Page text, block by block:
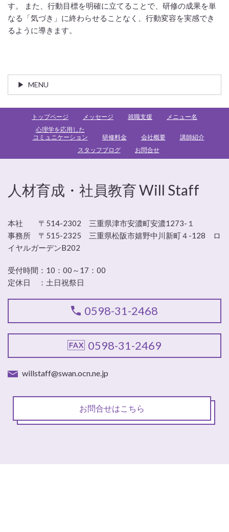
す。
また、行動目標を明確に立てることで、研修の成果を単
なる「気づき」に終わらせることなく、行動変容を実感でき
るように導きます。
MENU
トップページ メッセージ 就職支援
メニュー名
心理学を応用した
コミュニケーション
研修料金 会社概要
講師紹介
スタッフブログ
お問合せ
人材育成・社員教育 Will Staff
本社 〒514-2302 三重県津市安濃町安濃1273-１
事務所 〒515-2325 三重県松阪市嬉野中川新町４-128 ロ
イヤルガーデンB202
受付時間： 10：00～17：00
定休日 ： 土日祝祭日
0598-31-2468
0598-31-2469
willstaff@swan.ocn.ne.jp
お問合せはこちら